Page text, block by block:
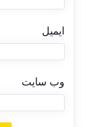
ایمیل
وب‌ سایت